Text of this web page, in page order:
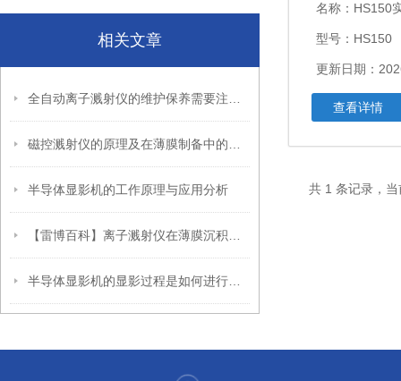
相关文章
半导体显影机的工作原理与应用分析
名称： HS150实
型号：HS150
更新日期：
查看详情
共 1 条记录，